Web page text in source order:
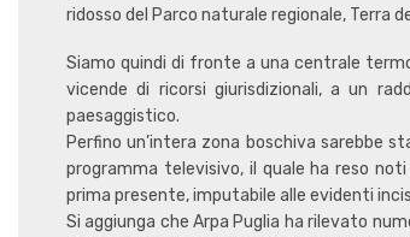
ridosso del Parco naturale regionale, Terra
Siamo quindi di fronte a una centrale
vicende di ricorsi giurisdizionali, a un
paesaggistico.
Perfino un’intera zona boschiva sarebbe
programma televisivo, il quale ha reso
prima presente, imputabile alle evidenti
Si aggiunga che Arpa Puglia ha rilevato